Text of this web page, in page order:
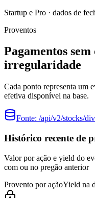
Startup e Pro · dados de
Proventos
Pagamentos sem
irregularidade
Cada ponto representa um
efetiva disponível na base.
Fonte: /api/v2/stocks/
Histórico recente de
Valor por ação e yield do
com ou no pregão anterior
Provento por açãoYield na